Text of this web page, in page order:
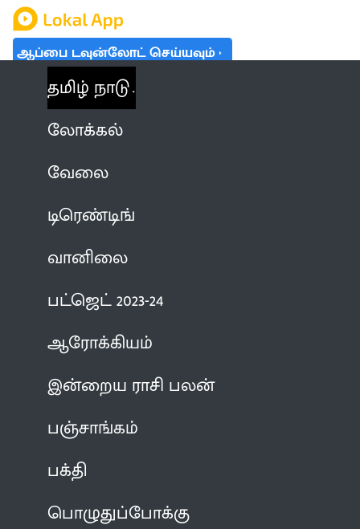
ஆப்பை டவுன்லோட் செய்யவும்
தமிழ் நாடு
லோக்கல்
வேலை
டிரெண்டிங்
வானிலை
பட்ஜெட் 2023-24
ஆரோக்கியம்
இன்றைய ராசி பலன்
பஞ்சாங்கம்
பக்தி
பொழுதுப்போக்கு